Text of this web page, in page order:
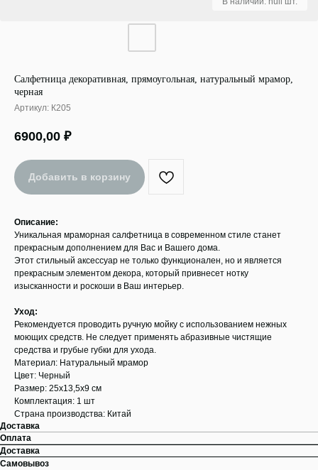
Салфетница декоративная, прямоугольная, натуральный мрамор,
черная
Артикул: К205
6900,00 ₽
Добавить в корзину
Описание:
Уникальная мраморная салфетница в современном стиле станет
прекрасным дополнением для Вас и Вашего дома.
Этот стильный аксессуар не только функционален, но и является
прекрасным элементом декора, который привнесет нотку
изысканности и роскоши в Ваш интерьер.
Уход:
Рекомендуется проводить ручную мойку с использованием нежных
моющих средств. Не следует применять абразивные чистящие
средства и грубые губки для ухода.
Материал: Натуральный мрамор
Цвет: Черный
Размер: 25х13,5х9 см
Комплектация: 1 шт
Страна производства: Китай
Доставка
Оплата
Доставка
Самовывоз